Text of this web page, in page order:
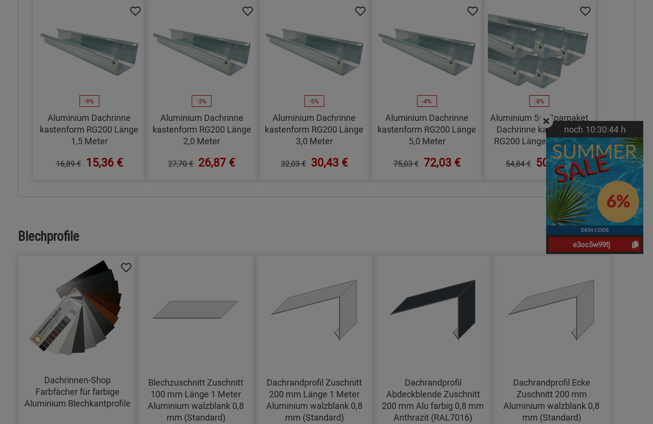
-9%
Aluminium Dachrinne
kastenform RG200 Länge
1,5 Meter
16,89 € 15,36 €
-3%
Aluminium Dachrinne
kastenform RG200 Länge
2,0 Meter
27,70 € 26,87 €
-5%
Aluminium Dachrinne
kastenform RG200 Länge
3,0 Meter
32,03 € 30,43 €
-4%
Aluminium Dachrinne
kastenform RG200 Länge
5,0 Meter
75,03 € 72,03 €
-8%
Aluminium 5er Sparpaket
Dachrinne kastenform
RG200 Länge 1,0 Meter
54,84 € 50,44 €
Blechprofile
Dachrinnen-Shop
Farbfächer für farbige
Aluminium Blechkantprofile
Blechzuschnitt Zuschnitt
100 mm Länge 1 Meter
Aluminium walzblank 0,8
mm (Standard)
Dachrandprofil Zuschnitt
200 mm Länge 1 Meter
Aluminium walzblank 0,8
mm (Standard)
Dachrandprofil
Abdeckblende Zuschnitt
200 mm Alu farbig 0,8 mm
Anthrazit (RAL7016)
Dachrandprofil Ecke
Zuschnitt 200 mm
Aluminium walzblank 0,8
mm (Standard)
noch 10:30:43 h
e3oc5w99fj